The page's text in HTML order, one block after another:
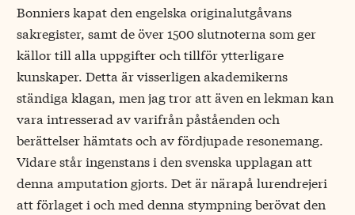
Bonniers kapat den engelska originalutgåvans
sakregister, samt de över 1500 slutnoterna som ger
källor till alla uppgifter och tillför ytterligare
kunskaper. Detta är visserligen akademikerns
ständiga klagan, men jag tror att även en lekman kan
vara intresserad av varifrån påståenden och
berättelser hämtats och av fördjupade resonemang.
Vidare står ingenstans i den svenska upplagan att
denna amputation gjorts. Det är närapå lurendrejeri
att förlaget i och med denna stympning berövat den